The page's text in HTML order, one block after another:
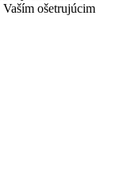
ošetrujúcim